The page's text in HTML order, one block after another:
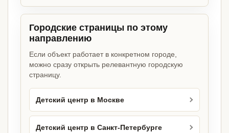
Городские страницы по этому
направлению
Если объект работает в конкретном городе,
можно сразу открыть релевантную городскую
страницу.
Детский центр в Москве
Детский центр в Санкт-Петербурге